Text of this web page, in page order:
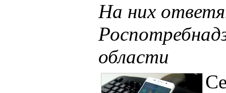
На них
области